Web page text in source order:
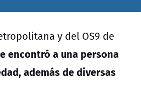
y del OS9 de
encontró a una persona
además de diversas